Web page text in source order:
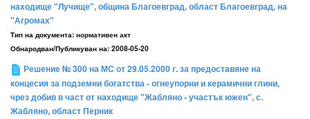
находище "Лучище", община Благоевград, област Благоевград, на
"Агромах"
Тип на документа: нормативен акт
Обнародван/Публикуван на: 2008-05-20
Решение № 300 на МС от 29.05.2000 г. за предоставяне на
концесия за подземни богатства - огнеупорни и керамични глини,
чрез добив в част от находище "Жабляно - участък южен", с.
Жабляно, област Перник